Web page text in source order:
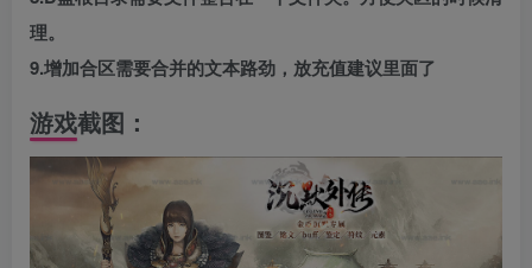
理。
9.增加合区需要合并的文本路劲，放充值建议里面了
游戏截图：